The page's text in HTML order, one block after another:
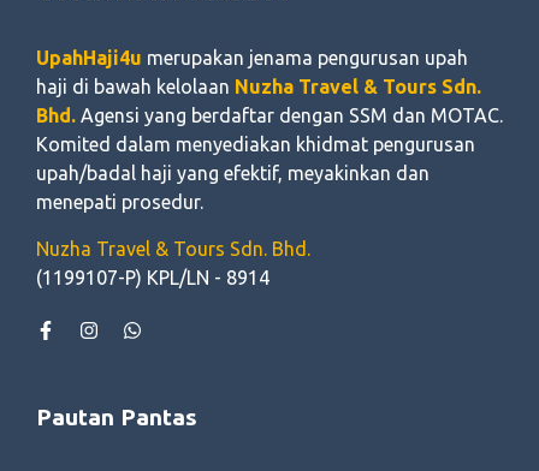
UpahHaji4u merupakan jenama pengurusan upah
haji di bawah kelolaan Nuzha Travel & Tours Sdn.
Bhd. Agensi yang berdaftar dengan SSM dan MOTAC.
Komited dalam menyediakan khidmat pengurusan
upah/badal haji yang efektif, meyakinkan dan
menepati prosedur.
Nuzha Travel & Tours Sdn. Bhd.
(1199107-P) KPL/LN - 8914
Pautan Pantas